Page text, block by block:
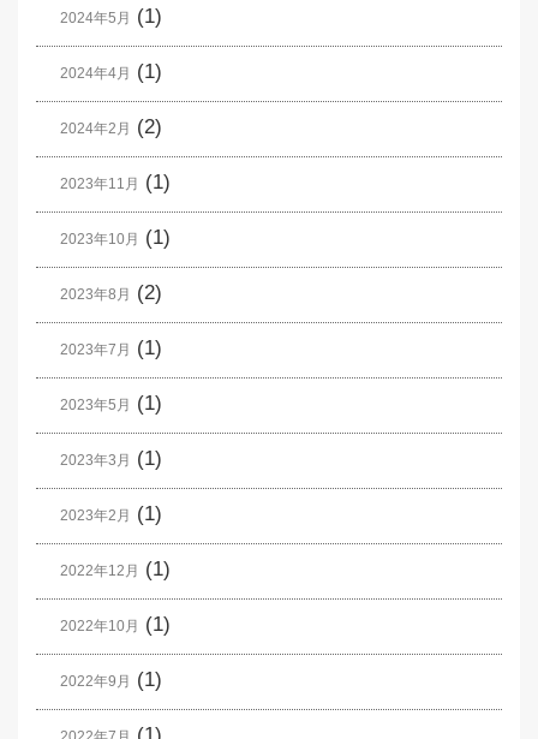
2024年5月 (1)
2024年4月 (1)
2024年2月 (2)
2023年11月 (1)
2023年10月 (1)
2023年8月 (2)
2023年7月 (1)
2023年5月 (1)
2023年3月 (1)
2023年2月 (1)
2022年12月 (1)
2022年10月 (1)
2022年9月 (1)